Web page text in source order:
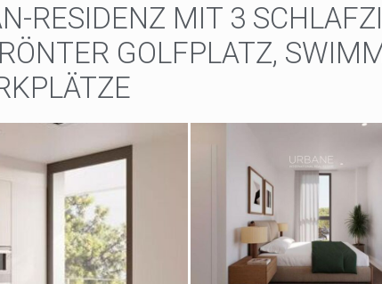
RESIDENZ MIT 3
GOLFPLATZ,